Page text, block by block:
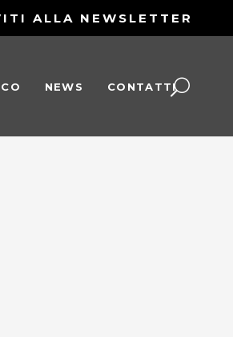
ALLA NEWSLETTER
NEWS CONTATTI